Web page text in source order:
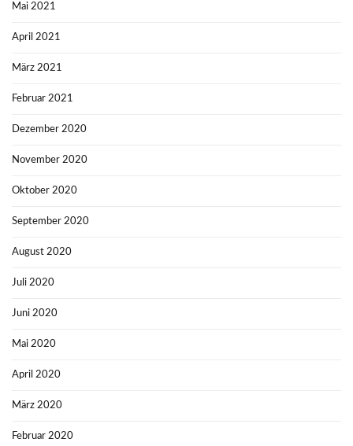
Mai 2021
April 2021
März 2021
Februar 2021
Dezember 2020
November 2020
Oktober 2020
September 2020
August 2020
Juli 2020
Juni 2020
Mai 2020
April 2020
März 2020
Februar 2020